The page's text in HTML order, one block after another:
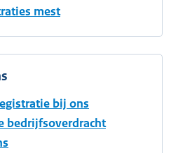
mest
bij ons
bedrijfsoverdracht